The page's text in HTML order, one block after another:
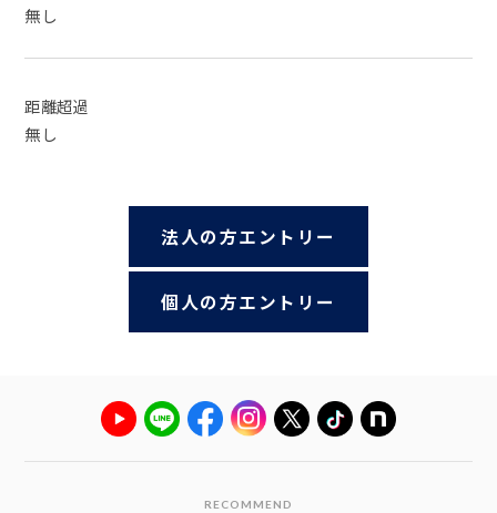
無し
距離超過
無し
法人の方エントリー
個人の方エントリー
RECOMMEND